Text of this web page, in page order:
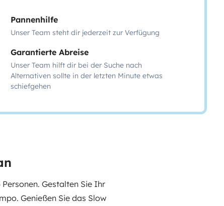
Pannenhilfe
Unser Team steht dir jederzeit zur Verfügung
Garantierte Abreise
Unser Team hilft dir bei der Suche nach
Alternativen sollte in der letzten Minute etwas
schiefgehen
Gestalten Sie Ihr
Genießen Sie das Slow